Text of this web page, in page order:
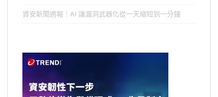
資安新聞週報｜AI 讓漏洞武器化從一天縮短到一分鐘